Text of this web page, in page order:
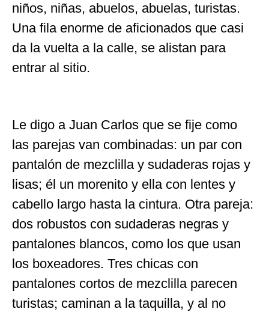
niños, niñas, abuelos, abuelas, turistas.
Una fila enorme de aficionados que casi
da la vuelta a la calle, se alistan para
entrar al sitio.
Le digo a Juan Carlos que se fije como
las parejas van combinadas: un par con
pantalón de mezclilla y sudaderas rojas y
lisas; él un morenito y ella con lentes y
cabello largo hasta la cintura. Otra pareja:
dos robustos con sudaderas negras y
pantalones blancos, como los que usan
los boxeadores. Tres chicas con
pantalones cortos de mezclilla parecen
turistas; caminan a la taquilla, y al no